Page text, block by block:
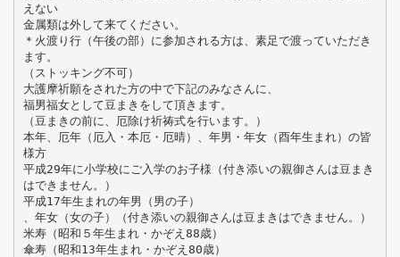
えない
金属類は外して来てください。
＊火渡り行（午後の部）に参加される方は、素足で渡っていただき
ます。
（ストッキング不可）
大護摩祈願をされた方の中で下記のみなさんに、
福男福女として豆まきをして頂きます。
（豆まきの前に、厄除け祈祷式を行います。）
本年、厄年（厄入・本厄・厄晴）、年男・年女（酉年生まれ）の皆
様方
平成29年に小学校にご入学のお子様（付き添いの親御さんは豆まき
はできません。）
平成17年生まれの年男（男の子）
、年女（女の子）（付き添いの親御さんは豆まきはできません。）
米寿（昭和５年生まれ・かぞえ88歳）
傘寿（昭和13年生まれ・かぞえ80歳）